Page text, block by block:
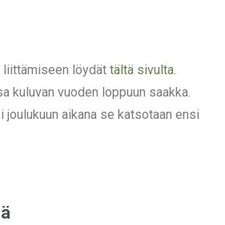
liittämiseen löydät tältä sivulta.
kuluvan vuoden loppuun saakka.
aikana se katsotaan ensi